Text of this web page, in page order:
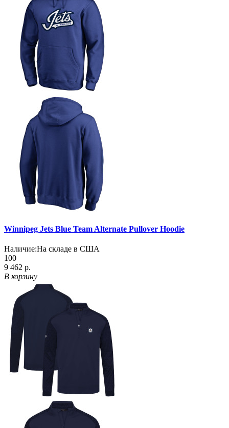
Winnipeg Jets Blue Team Alternate Pullover Hoodie
Наличие:На складе в США
100
9 462 р.
В корзину